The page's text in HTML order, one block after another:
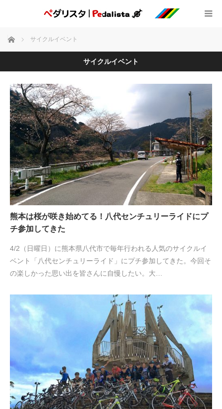
ホーム サイクルイベント
サイクルイベント
熊本は桜が咲き始めてる！八代センチュリーライドにプ
チ参加してきた
4/2（日曜日）に熊本県八代市で毎年行われる人気のサイクルイ
ベント「八代センチュリーライド」にプチ参加してきた。今回そ
の楽しかった思い出を皆さんに自慢したい。大…